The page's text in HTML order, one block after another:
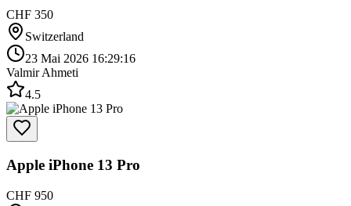
CHF 350
Switzerland
23 Mai 2026 16:29:16
Valmir Ahmeti
4.5
Apple iPhone 13 Pro
CHF 950